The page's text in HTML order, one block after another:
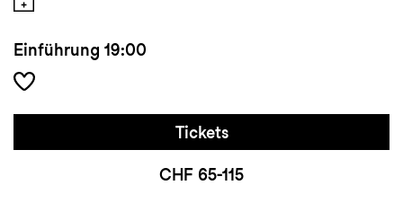
Einführung 19:00
Tickets
CHF 65-115